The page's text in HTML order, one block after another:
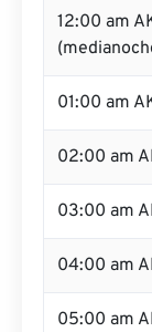
12:00 am
01:00 am
02:00 am
03:00 am
04:00 am
05:00 am